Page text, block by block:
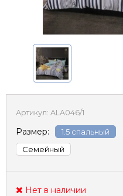
Артикул: ALA046/1
Размер: 1.5 спальный
Семейный
Нет в наличии